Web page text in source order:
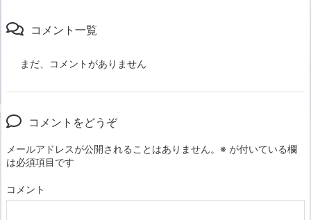
コメント一覧
まだ、コメントがありません
コメントをどうぞ
メールアドレスが公開されることはありません。 ※ が付いている欄
は必須項目です
コメント